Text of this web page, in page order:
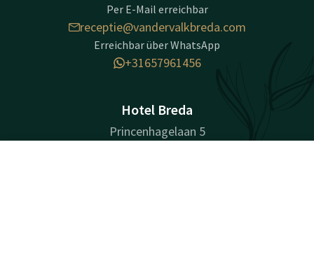
Per E-Mail erreichbar
receptie@vandervalkbreda.com
Erreichbar über WhatsApp
+31657961456
Hotel Breda
Princenhagelaan 5